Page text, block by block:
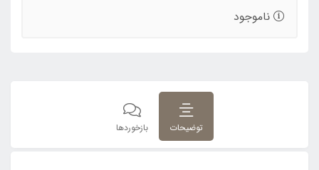
ناموجود
توضیحات بازخوردها